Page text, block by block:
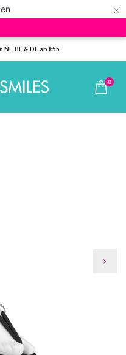
×
BE & DE ab €55
0